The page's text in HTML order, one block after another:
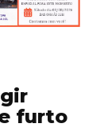
furto